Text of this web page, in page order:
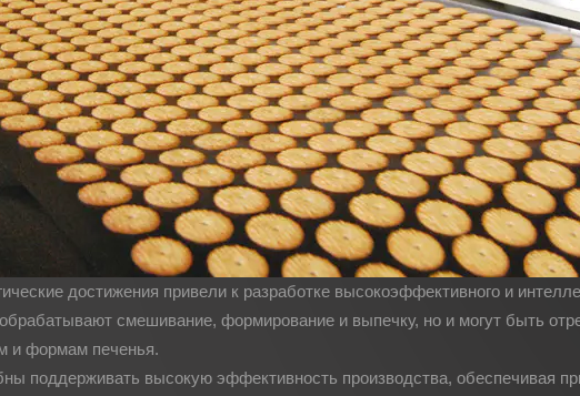
достижения привели к разработке высокоэффективного и
смешивание, формирование и выпечку, но и могут быть
и формам печенья.
поддерживать высокую эффективность производства, обеспечивая